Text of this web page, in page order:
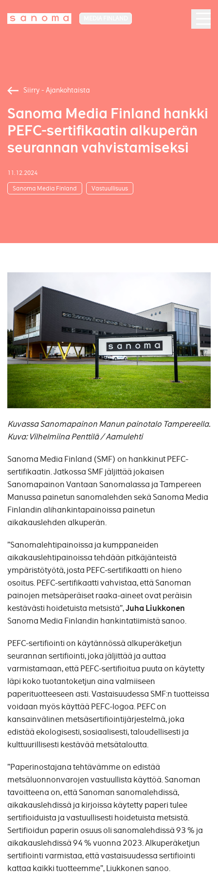
Siirry - Ajankohtaista
Sanoma Media Finland hankki
PEFC-sertifikaatin alkuperän
seurannan vahvistamiseksi
11.12.2024
Sanoma Media Finland Vastuullisuus
Kuvassa Sanomapainon Manun painotalo Tampereella.
Kuva: Vilhelmiina Penttilä / Aamulehti
Sanoma Media Finland (SMF) on hankkinut PEFC-
sertifikaatin. Jatkossa SMF jäljittää jokaisen
Sanomapainon Vantaan Sanomalassa ja Tampereen
Manussa painetun sanomalehden sekä Sanoma Media
Finlandin alihankintapainoissa painetun
aikakauslehden alkuperän.
”Sanomalehtipainoissa ja kumppaneiden
aikakauslehtipainoissa tehdään pitkäjänteistä
ympäristötyötä, josta PEFC-sertifikaatti on hieno
osoitus. PEFC-sertifikaatti vahvistaa, että Sanoman
painojen metsäperäiset raaka-aineet ovat peräisin
kestävästi hoidetuista metsistä”,Juha Liukkonen
Sanoma Media Finlandin hankintatiimistä sanoo.
PEFC-sertifiointi on käytännössä alkuperäketjun
seurannan sertifiointi, joka jäljittää ja auttaa
varmistamaan, että PEFC-sertifioitua puuta on käytetty
läpi koko tuotantoketjun aina valmiiseen
paperituotteeseen asti. Vastaisuudessa SMF:n tuotteissa
voidaan myös käyttää PEFC-logoa. PEFC on
kansainvälinen metsäsertifiointijärjestelmä, joka
edistää ekologisesti, sosiaalisesti, taloudellisesti ja
kulttuurillisesti kestävää metsätaloutta.
”Paperinostajana tehtävämme on edistää
metsäluonnonvarojen vastuullista käyttöä. Sanoman
tavoitteena on, että Sanoman sanomalehdissä,
aikakauslehdissä ja kirjoissa käytetty paperi tulee
sertifioiduista ja vastuullisesti hoidetuista metsistä.
Sertifioidun paperin osuus oli sanomalehdissä 93 % ja
aikakauslehdissä 94 % vuonna 2023. Alkuperäketjun
sertifiointi varmistaa, että vastaisuudessa sertifiointi
kattaa kaikki tuotteemme”, Liukkonen sanoo.